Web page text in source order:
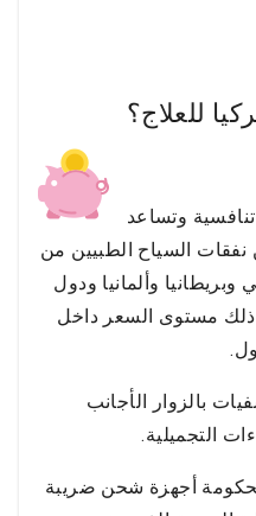
للعلاج؟
وتساعد
ما يصل إلى 70٪ من نفقات السياح الطبيين من
وبريطانيا وألمانيا ودول
ذلك مستوى السعر داخل
بالزوار الأجانب
التجميلية.
أجهزة شحن ضريبة